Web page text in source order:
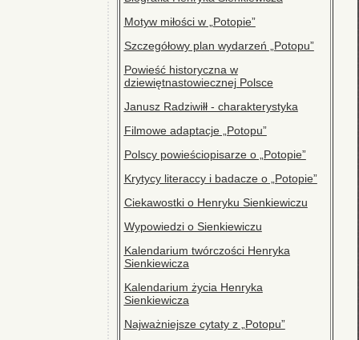
Motyw miłości w „Potopie”
Szczegółowy plan wydarzeń „Potopu”
Powieść historyczna w
dziewiętnastowiecznej Polsce
Janusz Radziwiłł - charakterystyka
Filmowe adaptacje „Potopu”
Polscy powieściopisarze o „Potopie”
Krytycy literaccy i badacze o „Potopie”
Ciekawostki o Henryku Sienkiewiczu
Wypowiedzi o Sienkiewiczu
Kalendarium twórczości Henryka
Sienkiewicza
Kalendarium życia Henryka
Sienkiewicza
Najważniejsze cytaty z „Potopu”